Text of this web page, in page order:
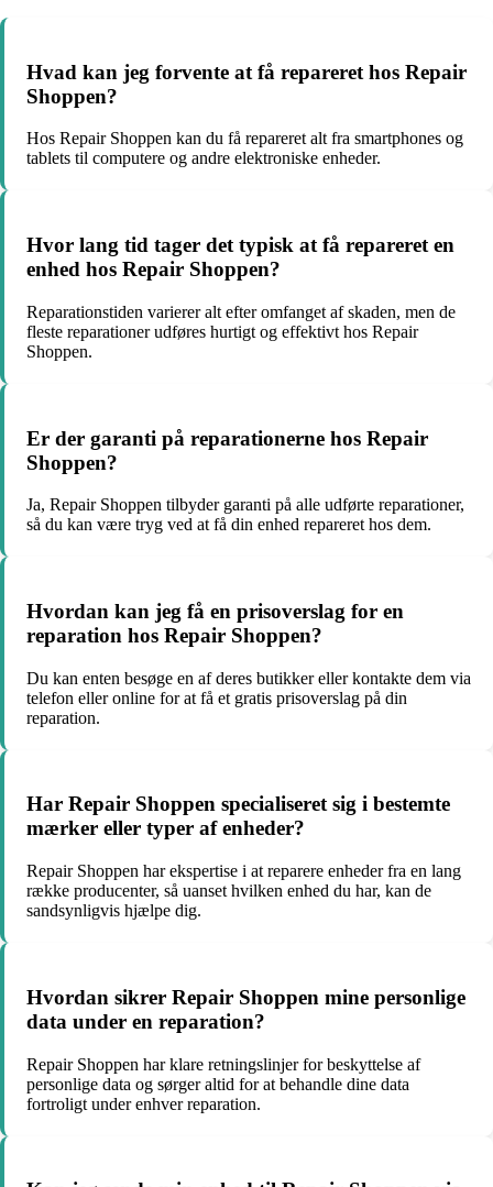
Hvad kan jeg forvente at få repareret hos Repair
Shoppen?
Hos Repair Shoppen kan du få repareret alt fra smartphones og
tablets til computere og andre elektroniske enheder.
Hvor lang tid tager det typisk at få repareret en
enhed hos Repair Shoppen?
Reparationstiden varierer alt efter omfanget af skaden, men de
fleste reparationer udføres hurtigt og effektivt hos Repair
Shoppen.
Er der garanti på reparationerne hos Repair
Shoppen?
Ja, Repair Shoppen tilbyder garanti på alle udførte reparationer,
så du kan være tryg ved at få din enhed repareret hos dem.
Hvordan kan jeg få en prisoverslag for en
reparation hos Repair Shoppen?
Du kan enten besøge en af deres butikker eller kontakte dem via
telefon eller online for at få et gratis prisoverslag på din
reparation.
Har Repair Shoppen specialiseret sig i bestemte
mærker eller typer af enheder?
Repair Shoppen har ekspertise i at reparere enheder fra en lang
række producenter, så uanset hvilken enhed du har, kan de
sandsynligvis hjælpe dig.
Hvordan sikrer Repair Shoppen mine personlige
data under en reparation?
Repair Shoppen har klare retningslinjer for beskyttelse af
personlige data og sørger altid for at behandle dine data
fortroligt under enhver reparation.